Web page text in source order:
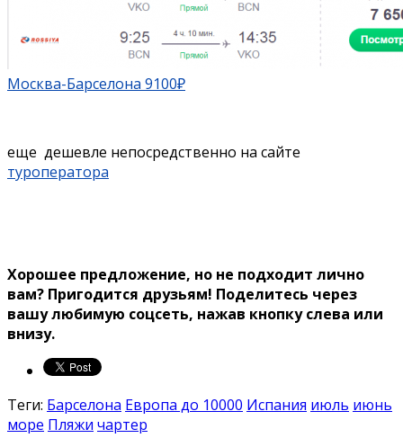
Москва-Барселона 9100₽
еще дешевле непосредственно на сайте
туроператора
Хорошее предложение, но не подходит лично
вам? Пригодится друзьям! Поделитесь через
вашу любимую соцсеть, нажав кнопку слева или
внизу.
Теги: Барселона Европа до 10000 Испания июль июнь
море Пляжи чартер